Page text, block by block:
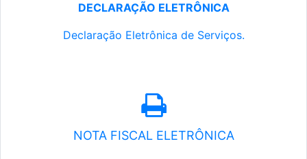
DECLARAÇÃO ELETRÔNICA
Declaração Eletrônica de Serviços.
NOTA FISCAL ELETRÔNICA